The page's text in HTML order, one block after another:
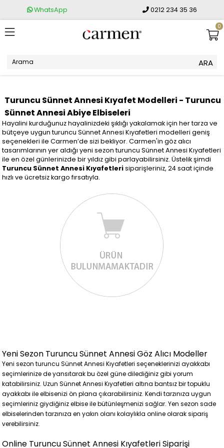
WhatsApp 0212 234 35 36
0
Turuncu Sünnet Annesi Kıyafet Modelleri - Turuncu
Sünnet Annesi Abiye Elbiseleri
Hayalini kurduğunuz hayalinizdeki şıklığı yakalamak için her tarza ve
bütçeye uygun turuncu Sünnet Annesi Kıyafetleri modelleri geniş
seçenekleri ile Carmen’de sizi bekliyor. Carmen'in göz alıcı
tasarımlarının yer aldığı yeni sezon turuncu Sünnet Annesi Kıyafetleri
ile en özel günlerinizde bir yıldız gibi parlayabilirsiniz. Üstelik şimdi
Turuncu Sünnet Annesi Kıyafetlerisiparişleriniz, 24 saat içinde
hızlı ve ücretsiz kargo fırsatıyla.
Yeni Sezon Turuncu Sünnet Annesi Göz Alıcı Modeller
Yeni sezon turuncu Sünnet Annesi Kıyafetleri seçeneklerinizi ayakkabı
seçimlerinize de yansıtarak bu özel güne dilediğiniz gibi yorum
katabilirsiniz. Uzun Sünnet Annesi Kıyafetleri altına bantsız bir topuklu
ayakkabı ile elbisenizi ön plana çıkarabilirsiniz. Kendi tarzınıza uygun
seçimleriniz giydiğiniz elbise ile bütünleşmenizi sağlar. Yen sezon sade
elbiselerinden tarzınıza en yakın olanı kolaylıkla online olarak sipariş
verebilirsiniz.
Online Turuncu Sünnet Annesi Kıyafetleri Siparişi